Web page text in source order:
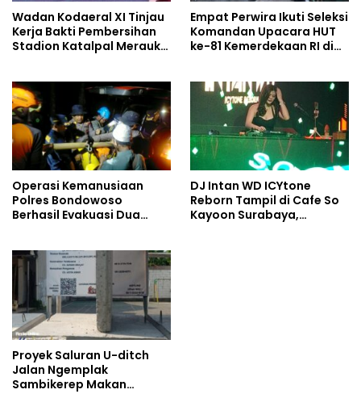
Wadan Kodaeral XI Tinjau
Kerja Bakti Pembersihan
Stadion Katalpal Merauke,
Empat Perwira Ikuti Seleksi
Komandan Upacara HUT
ke-81 Kemerdekaan RI di
Operasi Kemanusiaan
Polres Bondowoso
Berhasil Evakuasi Dua
DJ Intan WD ICYtone
Reborn Tampil di Cafe So
Kayoon Surabaya,
Proyek Saluran U-ditch
Jalan Ngemplak
Sambikerep Makan